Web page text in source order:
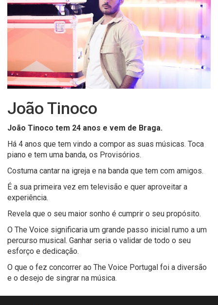
João Tinoco
João Tinoco tem 24 anos e vem de Braga.
Há 4 anos que tem vindo a compor as suas músicas. Toca
piano e tem uma banda, os Provisórios.
Costuma cantar na igreja e na banda que tem com amigos.
É a sua primeira vez em televisão e quer aproveitar a
experiência.
Revela que o seu maior sonho é cumprir o seu propósito.
O The Voice significaria um grande passo inicial rumo a um
percurso musical. Ganhar seria o validar de todo o seu
esforço e dedicação.
O que o fez concorrer ao The Voice Portugal foi a diversão
e o desejo de singrar na música.